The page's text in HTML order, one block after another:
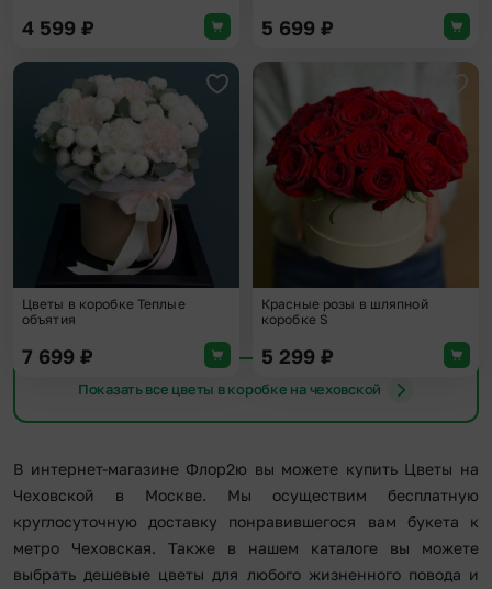
4 599 ₽ 5 699 ₽
Добавить в избранное
Цветы в коробке Теплые
объятия
7 699 ₽
Красные розы в шляпной
коробке S
5 299 ₽
Показать все цветы в коробке на чеховской
В интернет-магазине Флор2ю вы можете купить Цветы на
Чеховской в Москве. Мы осуществим бесплатную
круглосуточную доставку понравившегося вам букета к
метро Чеховская. Также в нашем каталоге вы можете
выбрать дешевые цветы для любого жизненного повода и